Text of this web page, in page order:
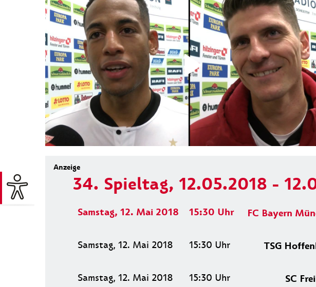
34. Spieltag, 12.05.2018 -
Samstag, 12. Mai 2018 15:30 Uhr FC Bayern
Samstag, 12. Mai 2018 15:30 Uhr TSG
Samstag, 12. Mai 2018 15:30 Uhr SC